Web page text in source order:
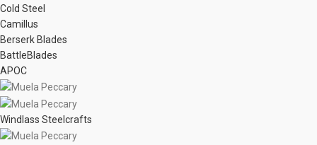
Cold Steel
Camillus
Berserk Blades
BattleBlades
APOC
Windlass Steelcrafts